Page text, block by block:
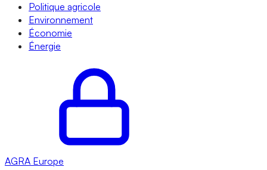
Politique agricole
Environnement
Économie
Énergie
AGRA Europe